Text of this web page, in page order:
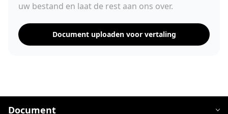
uw bestand en laat de rest aan ons over.
Document uploaden voor vertaling
Document